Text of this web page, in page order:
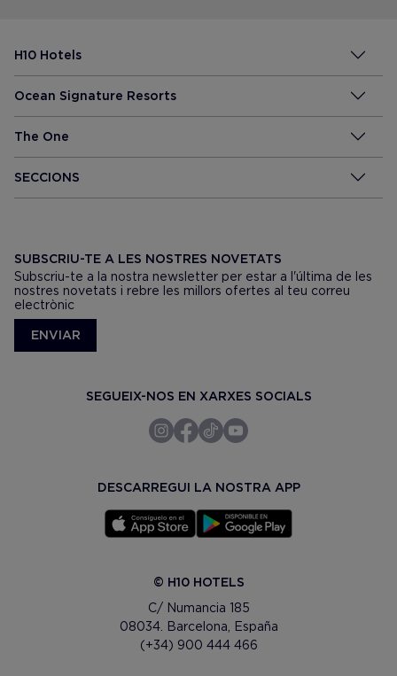
H10 Hotels
Ocean Signature Resorts
The One
SECCIONS
SUBSCRIU-TE A LES NOSTRES NOVETATS
Subscriu-te a la nostra newsletter per estar a l'última de les
nostres novetats i rebre les millors ofertes al teu correu
electrònic
ENVIAR
SEGUEIX-NOS EN XARXES SOCIALS
DESCARREGUI LA NOSTRA APP
© H10 HOTELS
C/ Numancia 185
08034. Barcelona, España
(+34) 900 444 466